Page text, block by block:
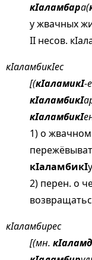
кIаламбара(
у жвачных
II несов.
кIаламбикIес
[(кIаламикI-
кIаламбикI
кIаламбикI
1) о
кIаламбикI
2) перен. о
кIаламбирес
[(мн.